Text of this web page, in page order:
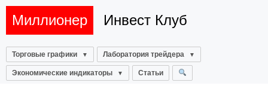
Миллионер Инвест Клуб
Торговые графики Лаборатория трейдера
Экономические индикаторы Статьи